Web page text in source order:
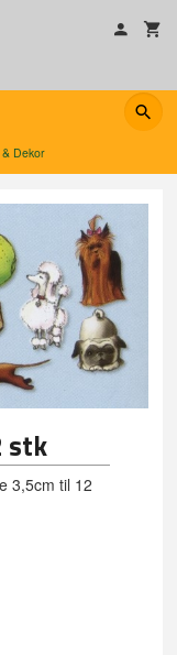
Dekor
stk
3,5cm til 12